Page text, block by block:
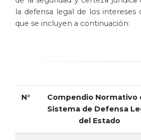
la defensa legal de los intereses
que se incluyen a continuación:
N°
Compendio Normativo
Sistema de Defensa
del Estado